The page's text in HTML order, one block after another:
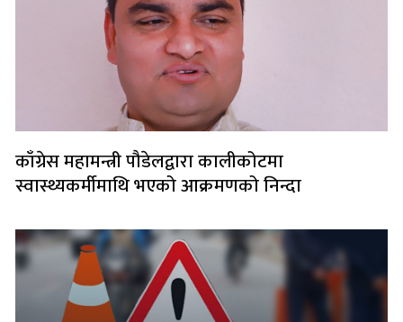
काँग्रेस महामन्त्री पौडेलद्वारा कालीकोटमा
स्वास्थ्यकर्मीमाथि भएको आक्रमणको निन्दा